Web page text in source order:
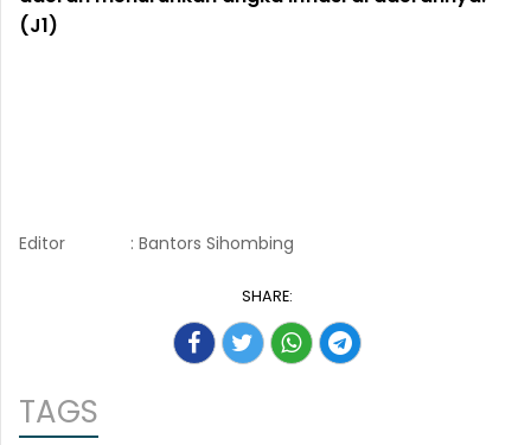
(J1)
Editor : Bantors Sihombing
SHARE:
TAGS